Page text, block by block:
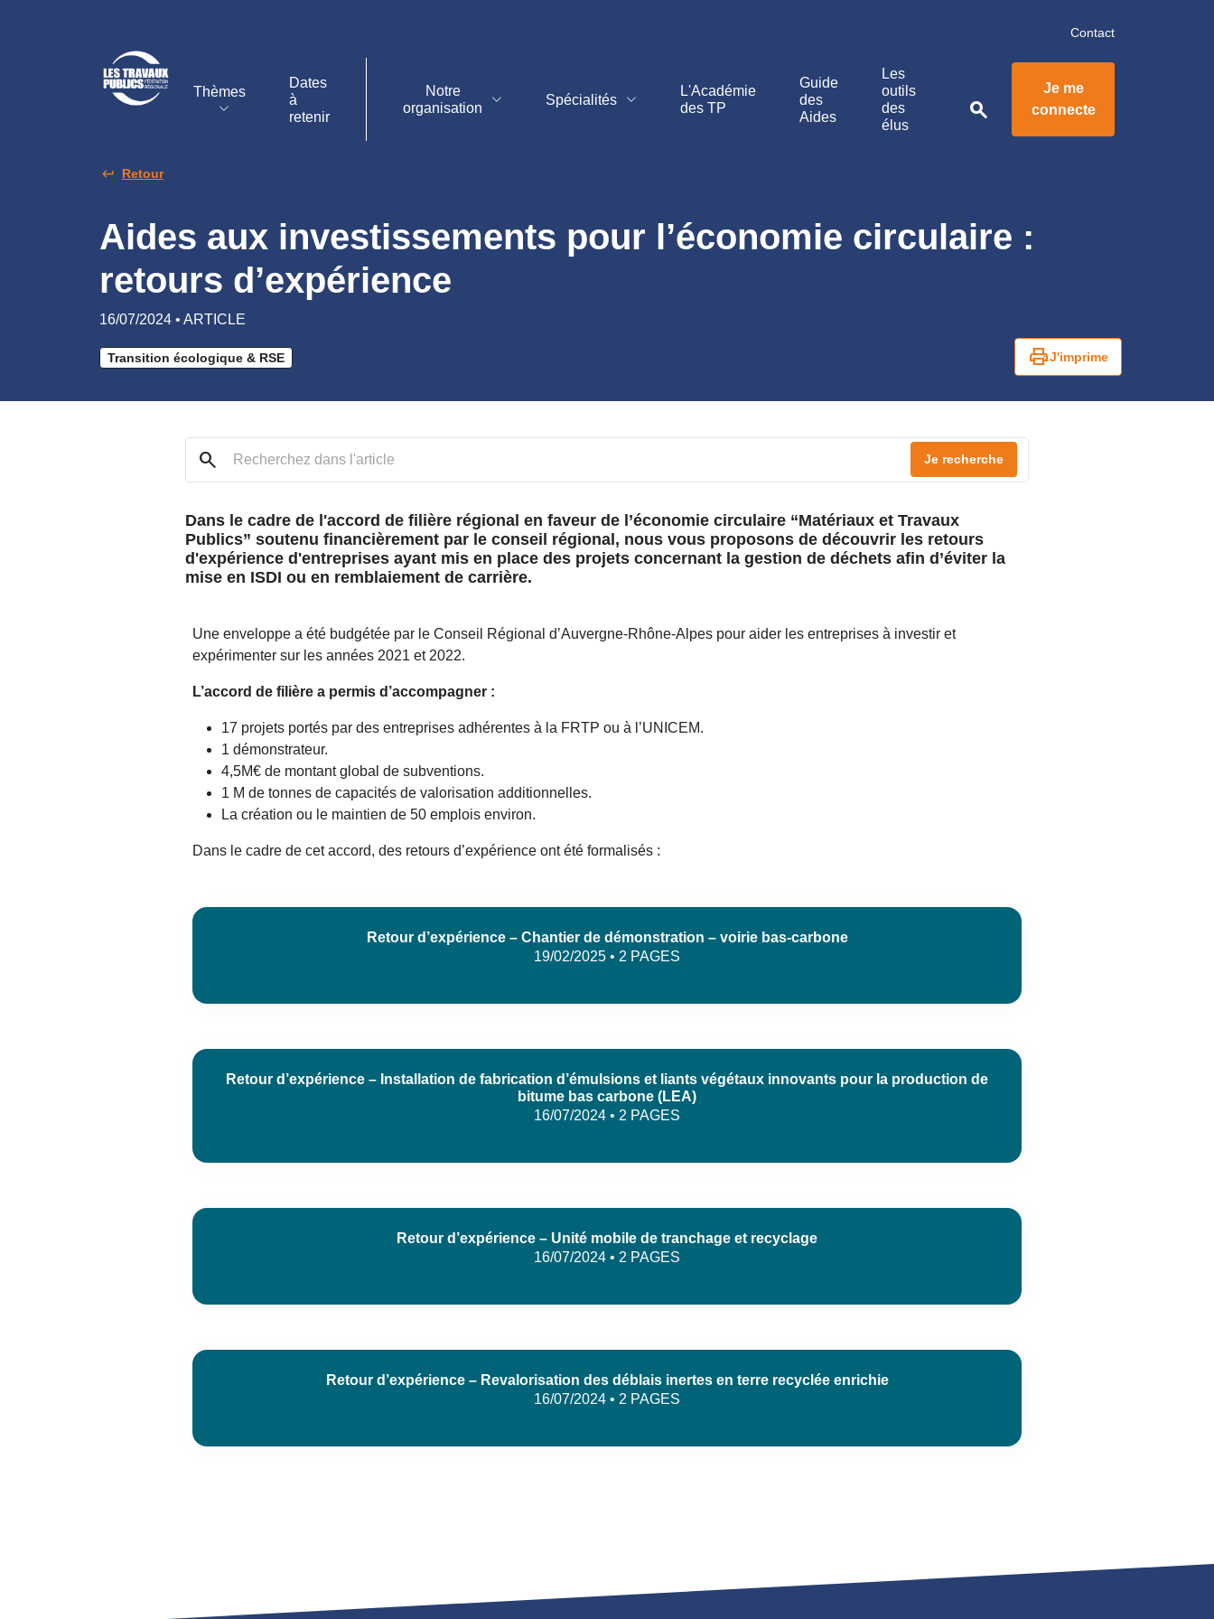
Contact
Thèmes
Dates
à
retenir
Notre
organisation
Spécialités
L'Académie
des TP
Guide
des
Aides
Les
outils
des
élus
search
Je me
connecte
Retour
Aides aux investissements pour l’économie circulaire :
retours d’expérience
16/07/2024 • ARTICLE
Transition écologique & RSE printJ'imprime
search Je recherche
Dans le cadre de l'accord de filière régional en faveur de l’économie circulaire “Matériaux et Travaux
Publics” soutenu financièrement par le conseil régional, nous vous proposons de découvrir les retours
d'expérience d'entreprises ayant mis en place des projets concernant la gestion de déchets afin d’éviter la
mise en ISDI ou en remblaiement de carrière.
Une enveloppe a été budgétée par le Conseil Régional d’Auvergne-Rhône-Alpes pour aider les entreprises à investir et
expérimenter sur les années 2021 et 2022.
L’accord de filière a permis d’accompagner :
17 projets portés par des entreprises adhérentes à la FRTP ou à l’UNICEM.
1 démonstrateur.
4,5M€ de montant global de subventions.
1 M de tonnes de capacités de valorisation additionnelles.
La création ou le maintien de 50 emplois environ.
Dans le cadre de cet accord, des retours d’expérience ont été formalisés :
Retour d’expérience – Chantier de démonstration – voirie bas-carbone
19/02/2025 • 2 PAGES
Retour d’expérience – Installation de fabrication d’émulsions et liants végétaux innovants pour la production de
bitume bas carbone (LEA)
16/07/2024 • 2 PAGES
Retour d’expérience – Unité mobile de tranchage et recyclage
16/07/2024 • 2 PAGES
Retour d’expérience – Revalorisation des déblais inertes en terre recyclée enrichie
16/07/2024 • 2 PAGES